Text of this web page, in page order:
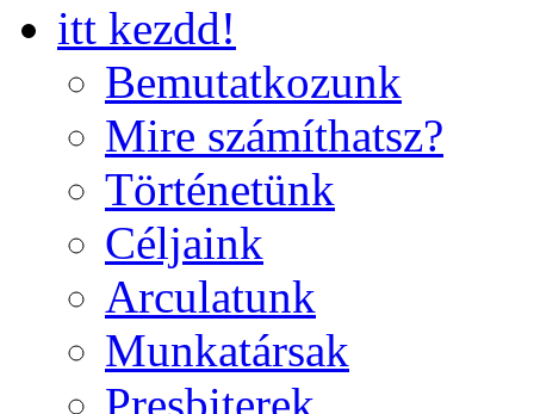
itt kezdd!
Bemutatkozunk
Mire számíthatsz?
Történetünk
Céljaink
Arculatunk
Munkatársak
Presbiterek